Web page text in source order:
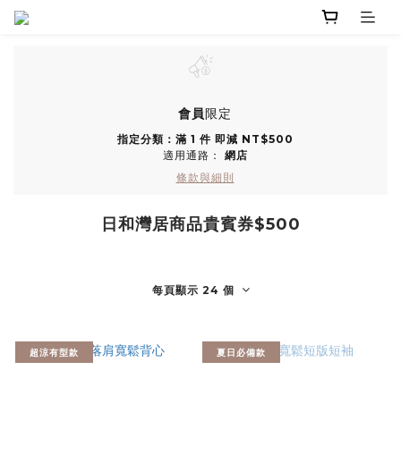
會員限定
指定分類：滿 1 件 即減 NT$500
適用通路： 網店
條款與細則
日和灣居商品貴賓券$500
每頁顯示 24 個
超涼有型款 夏日必備款